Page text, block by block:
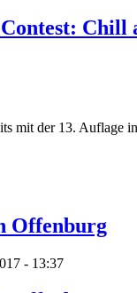
mit der 13. Auflage
Offenburg
- 13:37